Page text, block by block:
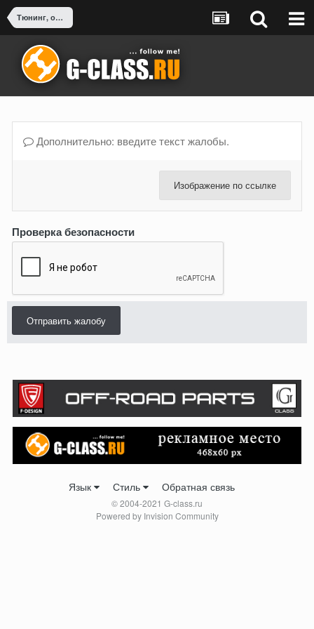
Тюнинг, оснащение, доработка G-Class
Дополнительно: введите текст жалобы.
Изображение по ссылке
Проверка безопасности
Отправить жалобу
Язык Стиль Обратная связь
© 2004-2021 G-class.ru
Powered by Invision Community